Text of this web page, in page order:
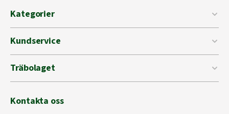
Kategorier
Kundservice
Träbolaget
Kontakta oss